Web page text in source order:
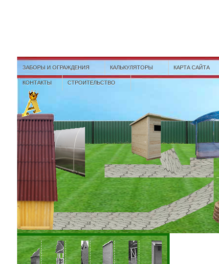
ЗАБОРЫ И ОГРАЖДЕНИЯ КАЛЬКУЛЯТОРЫ КАРТА САЙТА
КОНТАКТЫ СТРОИТЕЛЬСТВО